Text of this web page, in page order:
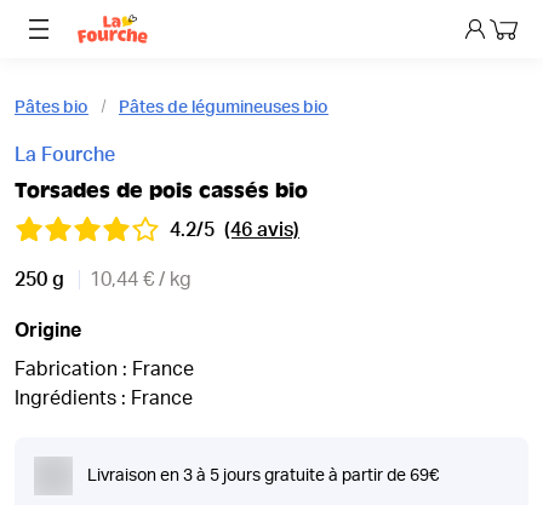
Mon
Pâtes bio Pâtes de légumineuses bio
La Fourche
Torsades de pois cassés bio
4.2/5 (46 avis)
250 g 10,44 € / kg
Origine
Fabrication : France
Ingrédients : France
Livraison en 3 à 5 jours gratuite à partir de 69€